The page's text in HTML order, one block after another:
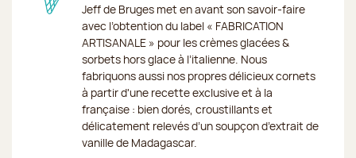
Jeff de Bruges met en avant son savoir-faire
avec l’obtention du label « FABRICATION
ARTISANALE » pour les crèmes glacées &
sorbets hors glace à l’italienne. Nous
fabriquons aussi nos propres délicieux cornets
à partir d'une recette exclusive et à la
française : bien dorés, croustillants et
délicatement relevés d’un soupçon d’extrait de
vanille de Madagascar.